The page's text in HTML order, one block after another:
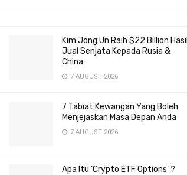
Kim Jong Un Raih $22 Billion Hasil
Jual Senjata Kepada Rusia &
China
7 AUGUST 2026
7 Tabiat Kewangan Yang Boleh
Menjejaskan Masa Depan Anda
7 AUGUST 2026
Apa Itu ‘Crypto ETF Options’ ?